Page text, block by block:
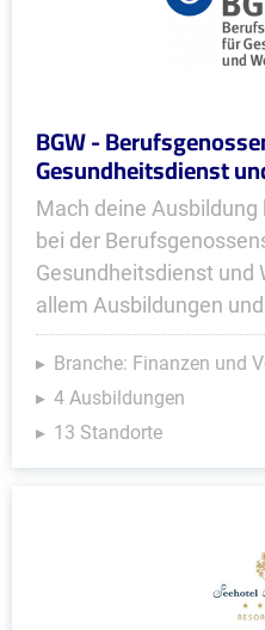
BGW -
Gesundheitsdienst
Mach deine Ausbildung
bei der
Gesundheitsdienst und
allem Ausbildungen
Branche: Finanzen und
4 Ausbildungen
13 Standorte